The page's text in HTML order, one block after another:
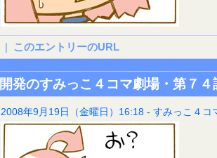
| このエントリーのURL
開発のすみっこ４コマ劇場・第７
2008年9月19日（金曜日）16:18 - すみっこ４コ